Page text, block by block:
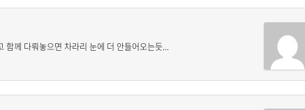
함께 다뤄놓으면 차라리 눈에 더 안들어오는듯...